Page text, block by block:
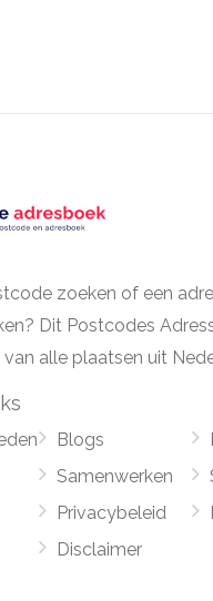
zoeken of een
Dit Postcodes
alle plaatsen uit
Blogs
Samenwerken
Privacybeleid
Disclaimer